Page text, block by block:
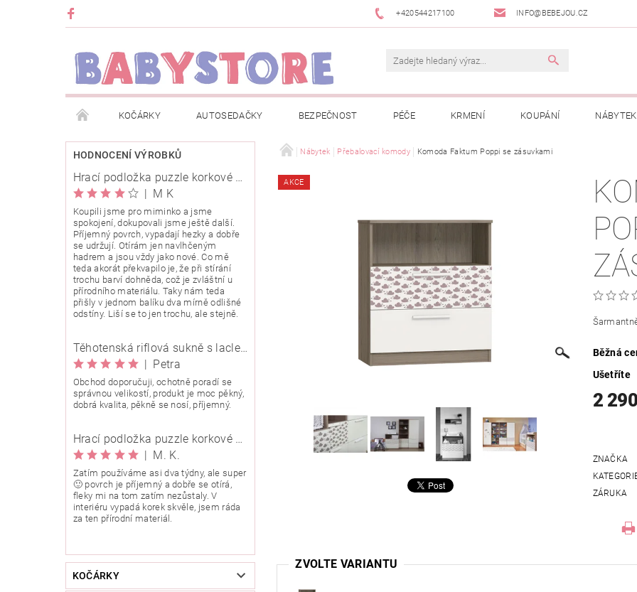
+420544217100 INFO@BEBEJOU.CZ
KOČÁRKY AUTOSEDAČKY BEZPEČNOST PÉČE KRMENÍ KOUPÁNÍ NÁBYTEK
METRÁŽ ZNAČKY ROZBALENO NEBO Z VÝSTAVY JAK SPRÁVNĚ ÚRČIT VELIKOST
OBCHODNÍ PODMÍNKY INFORMACE O EVIDENCI TRŽEB EET INFORMACE O ZPRACOVÁNÍ OSOBNÍCH ÚDAJŮ
O NÁS KARIERA KLUB BABYSTORE NEWSLETTERY ODSTOUPENÍ OD SMLOUVY MOJE
HODNOCENÍ VÝROBKŮ
Hrací podložka puzzle korkové 120x120cm
| M K
Koupili jsme pro miminko a jsme
spokojení, dokupovali jsme ještě další.
Příjemný povrch, vypadají hezky a dobře
se udržují. Otírám jen navlhčeným
hadrem a jsou vždy jako nové. Co mě
teda akorát překvapilo je, že při stírání
trochu barví dohněda, což je zvláštní u
přírodního materiálu. Taky nám teda
přišly v jednom balíku dva mírně odlišné
odstíny. Liší se to jen trochu, ale stejně.
Těhotenská riflová sukně s laclem Rialto Wingles 01753
| Petra
Obchod doporučuji, ochotně poradí se
správnou velikostí, produkt je moc pěkný,
dobrá kvalita, pěkně se nosí, příjemný.
Hrací podložka puzzle korkové 90x90 cm
| M. K.
Zatím používáme asi dva týdny, ale super
🙂 povrch je příjemný a dobře se otírá,
fleky mi na tom zatím nezůstaly. V
interiéru vypadá korek skvěle, jsem ráda
za ten přírodní materiál.
KOČÁRKY
Nábytek Přebalovací komody Komoda Faktum Poppi se zásuvkami
AKCE
Běžná
Ušetříte
2
ZNAČKA
ZÁRUKA
ZVOLTE VARIANTU